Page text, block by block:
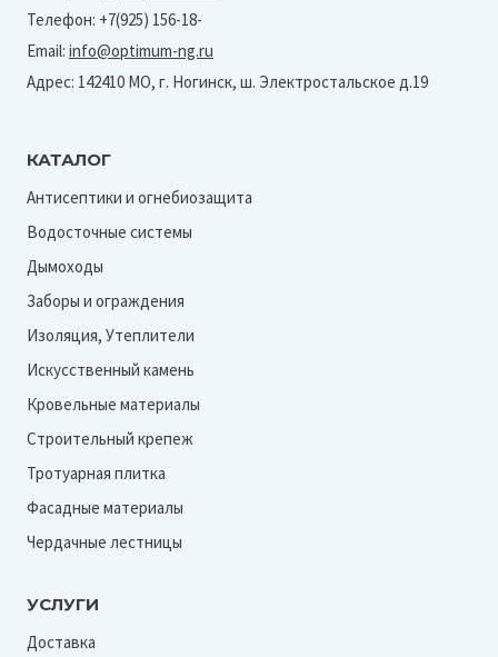
Телефон: +7(925) 156-18-
Email: info@optimum-ng.ru
Адрес: 142410 МО, г. Ногинск, ш. Электростальское д.19
КАТАЛОГ
Антисептики и огнебиозащита
Водосточные системы
Дымоходы
Заборы и ограждения
Изоляция, Утеплители
Искусственный камень
Кровельные материалы
Строительный крепеж
Тротуарная плитка
Фасадные материалы
Чердачные лестницы
УСЛУГИ
Доставка